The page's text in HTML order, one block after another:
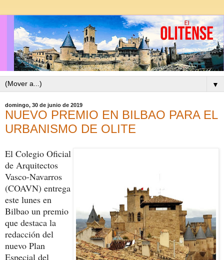
▼
domingo, 30 de junio de 2019
NUEVO PREMIO EN BILBAO PARA EL
URBANISMO DE OLITE
El Colegio Oficial
de Arquitectos
Vasco-Navarros
(COAVN) entrega
este lunes en
Bilbao un premio
que destaca la
redacción del
nuevo Plan
Especial del